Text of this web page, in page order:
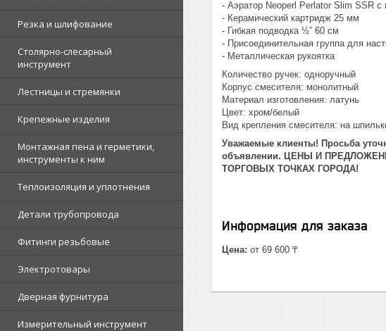
Резка и шлифование
Столярно-слесарный
инструмент
Лестницы и стремянки
Крепежные изделия
Монтажная пена и герметики,
инструменты к ним
Теплоизоляция и уплотнения
Детали трубопровода
Фитинги резьбовые
Электротовары
Дверная фурнитура
Измерительный инструмент
- Аэратор Neoperl Perlator Slim SSR
- Керамический картридж 25 мм
- Гибкая подводка ½” 60 см
- Присоединительная группа для
- Металлическая рукоятка
Количество ручек: одноручный
Корпус смесителя: монолитный
Материал изготовления: латунь
Цвет: хром/белый
Вид крепления смесителя: на
Уважаемые клиенты! Просьба
объявлении. ЦЕНЫ И
ТОРГОВЫХ ТОЧКАХ ГОРОДА!
Информация для заказа
Цена: от 69 600 ₸